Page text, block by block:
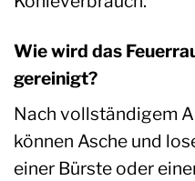
Wie wird das
gereinigt?
Nach vollständigem
können Asche und
einer Bürste oder